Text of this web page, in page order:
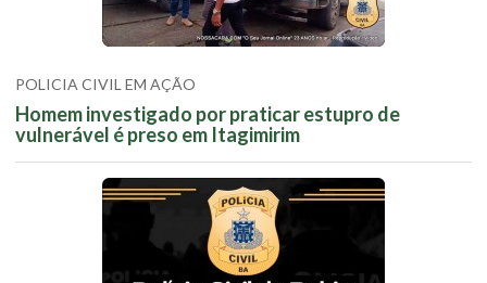
POLICIA CIVIL EM AÇÃO
Homem investigado por praticar estupro de
vulnerável é preso em Itagimirim